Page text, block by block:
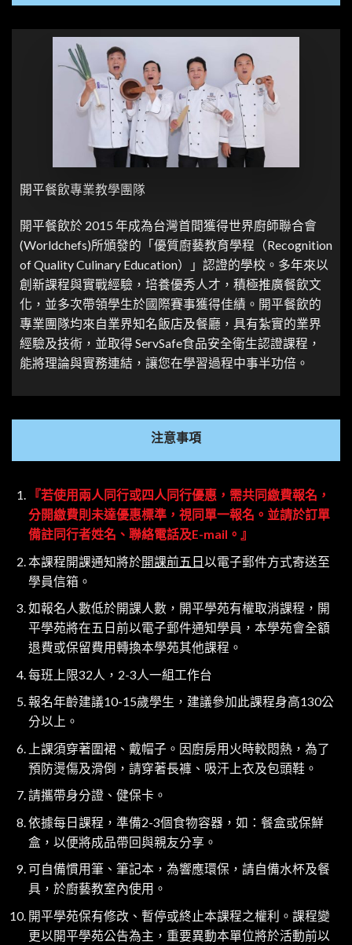
開平餐飲專業教學團隊
開平餐飲於 2015 年成為台灣首間獲得世界廚師聯合會
(Worldchefs)所頒發的「優質廚藝教育學程（Recognition
of Quality Culinary Education）」認證的學校。多年來以
創新課程與實戰經驗，培養優秀人才，積極推廣餐飲文
化，並多次帶領學生於國際賽事獲得佳績。開平餐飲的
專業團隊均來自業界知名飯店及餐廳，具有紮實的業界
經驗及技術，並取得 ServSafe食品安全衛生認證課程，
能將理論與實務連結，讓您在學習過程中事半功倍。
注意事項
『若使用兩人同行或四人同行優惠，需共同繳費報名，
分開繳費則未達優惠標準，視同單一報名。並請於訂單
備註同行者姓名、聯絡電話及E-mail。』
本課程開課通知將於開課前五日以電子郵件方式寄送至
學員信箱。
如報名人數低於開課人數，開平學苑有權取消課程，開
平學苑將在五日前以電子郵件通知學員，本學苑會全額
退費或保留費用轉換本學苑其他課程。
每班上限32人，2-3人一組工作台
報名年齡建議10-15歲學生，建議參加此課程身高130公
分以上。
上課須穿著圍裙、戴帽子。因廚房用火時較悶熱，為了
預防燙傷及滑倒，請穿著長褲、吸汗上衣及包頭鞋。
請攜帶身分證、健保卡。
依據每日課程，準備2-3個食物容器，如：餐盒或保鮮
盒，以便將成品帶回與親友分享。
可自備慣用筆、筆記本，為響應環保，請自備水杯及餐
具，於廚藝教室內使用。
開平學苑保有修改、暫停或終止本課程之權利。課程變
更以開平學苑公告為主，重要異動本單位將於活動前以